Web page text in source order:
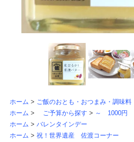
ホーム > ご飯のおとも・おつまみ・調味料
ホーム > ご予算から探す > ～ 1000円
ホーム > バレンタインデー
ホーム > 祝！世界遺産 佐渡コーナー